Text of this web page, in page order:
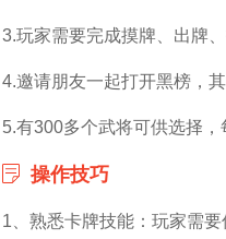
3.玩家需要完成摸牌、出牌
4.邀请朋友一起打开黑榜，
5.有300多个武将可供选择，
操作技巧
1、熟悉卡牌技能：玩家需